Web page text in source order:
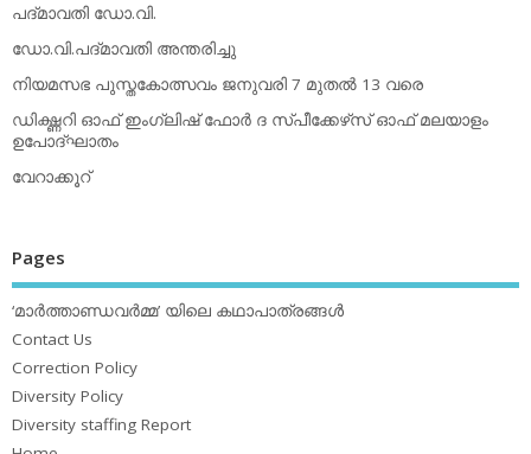
പദ്മാവതി ഡോ.വി.
ഡോ.വി.പദ്മാവതി അന്തരിച്ചു
നിയമസഭ പുസ്തകോത്സവം ജനുവരി 7 മുതല്‍ 13 വരെ
ഡിക്ഷ്ണറി ഓഫ് ഇംഗ്ലിഷ് ഫോര്‍ ദ സ്പീക്കേഴ്‌സ് ഓഫ് മലയാളം
ഉപോദ്ഘാതം
വേറാക്കൂറ്
Pages
‘മാര്‍ത്താണ്ഡവര്‍മ്മ’ യിലെ കഥാപാത്രങ്ങള്‍
Contact Us
Correction Policy
Diversity Policy
Diversity staffing Report